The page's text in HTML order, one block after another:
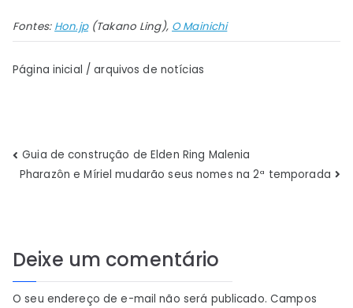
Fontes: Hon.jp(Takano Ling), O Mainichi
Página inicial / arquivos de notícias
Navegação
Guia de construção de Elden Ring Malenia
Pharazôn e Míriel mudarão seus nomes na 2ª temporada
Deixe um comentário
O seu endereço de e-mail não será publicado. Campos